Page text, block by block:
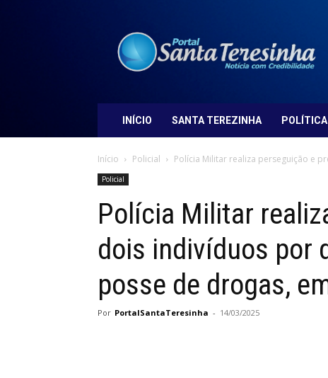
Santa
Teresinha
INÍCIO SANTA TEREZINHA POLÍTICA
Início Policial Polícia Militar realiza perseguição e
Policial
Polícia Militar
dois indivíduos por
posse de drogas,
Por PortalSantaTeresinha - 14/03/2025